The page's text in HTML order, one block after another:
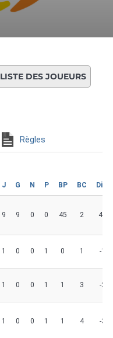
LISTE DES JOUEURS
Règles
J G N P BP BC Diff
9 9 0 0 45 2 43
1 0 0 1 0 1 -1
1 0 0 1 1 3 -2
1 0 0 1 1 4 -3